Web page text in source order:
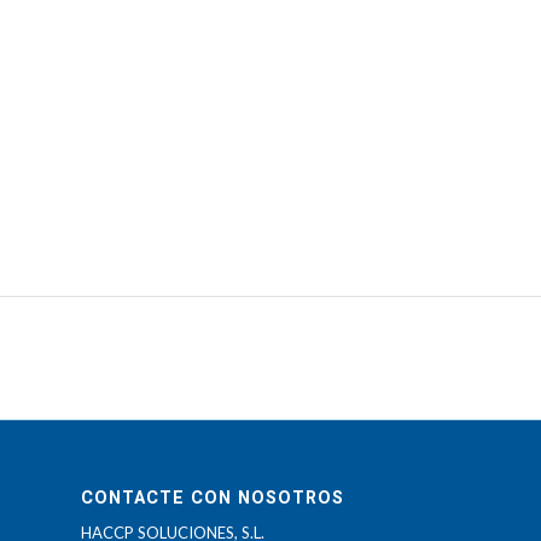
CONTACTE CON NOSOTROS
HACCP SOLUCIONES, S.L.